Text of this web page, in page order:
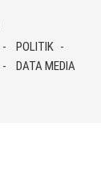
POLITIK
DATA MEDIA